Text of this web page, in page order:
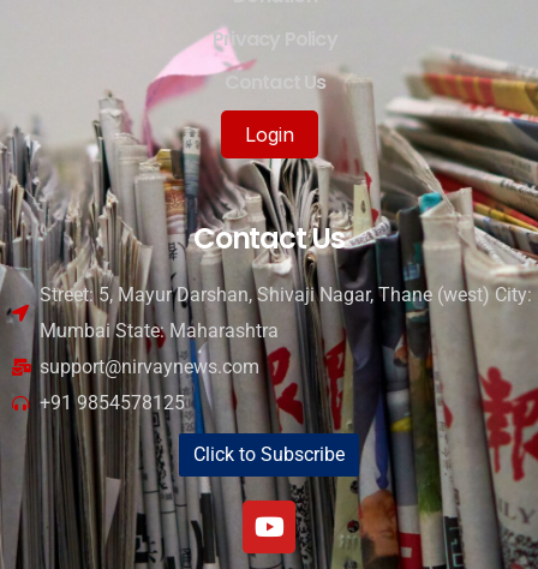
Privacy Policy
Contact Us
Login
Contact Us
Street: 5, Mayur Darshan, Shivaji Nagar, Thane (west) City:
Mumbai State: Maharashtra
support@nirvaynews.com
+91 9854578125
Click to Subscribe